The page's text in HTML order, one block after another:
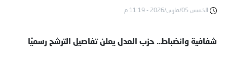
الخميس 05/مارس/2026 - 11:19 م
شفافية وانضباط.. حزب العدل يعلن تفاصيل الترشح رسميًا